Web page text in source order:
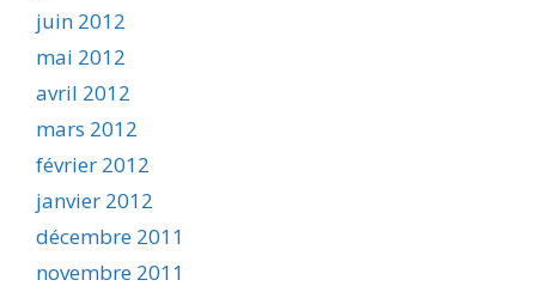
juin 2012
mai 2012
avril 2012
mars 2012
février 2012
janvier 2012
décembre 2011
novembre 2011